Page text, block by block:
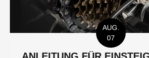
AUG.
07
ANLEITUNG FÜR